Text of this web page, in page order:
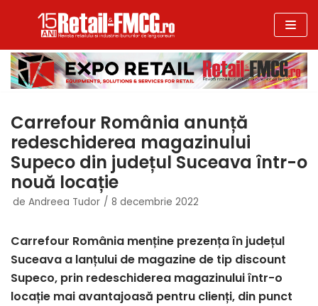
la
conținut
Carrefour România anunță
redeschiderea magazinului
Supeco din județul Suceava într-o
nouă locație
de Andreea Tudor 8 decembrie 2022
Carrefour România menține prezența în județul
Suceava a lanțului de magazine de tip discount
Supeco, prin redeschiderea magazinului într-o
locație mai avantajoasă pentru clienți, din punct